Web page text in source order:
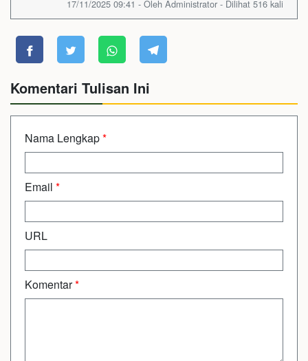
17/11/2025 09:41 - Oleh Administrator - Dilihat 516 kali
Komentari Tulisan Ini
Nama Lengkap*
Email *
URL
Komentar*